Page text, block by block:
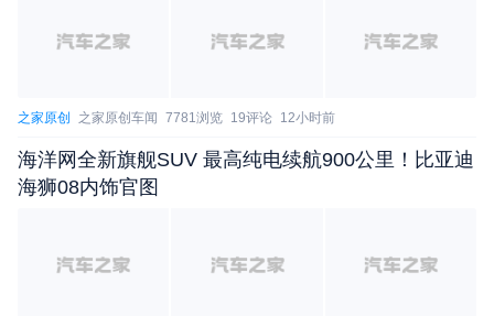
在智能娱乐方面，五菱星光S全系标配15.6英寸中控
大屏和8.8英寸组合仪表。同时搭载Ling OS灵犀智能
爱奇艺、QQ音乐、高德导航等软件，覆盖出行、娱
之家原创 之家原创车闻 7781浏览 19评论 12小时前
海洋网全新旗舰SUV 最高纯电续航900公里！比亚迪
海狮08内饰官图